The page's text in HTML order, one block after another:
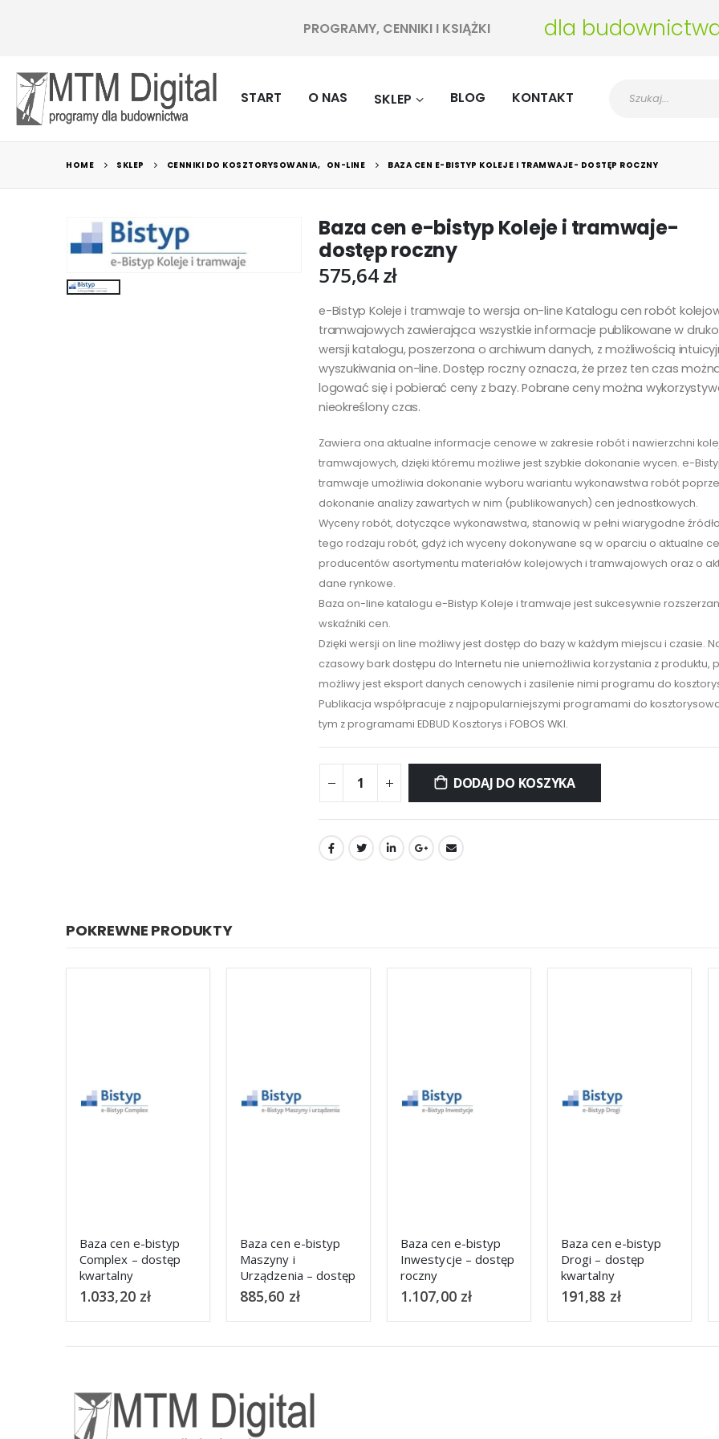
PROGRAMY, CENNIKI I KSIĄŻKI dla
START O NAS SKLEP BLOG KONTAKT
HOME SKLEP CENNIKI DO KOSZTORYSOWANIA, ON-LINE BAZA CEN E-BISTYP KOLEJE I TRAMWAJE- DOSTĘP ROCZNY
Baza cen e-bistyp Koleje i tramwaje-
dostęp roczny
575,64zł
e-Bistyp Koleje i tramwaje to wersja on-line Katalogu cen robót
tramwajowych zawierająca wszystkie informacje publikowane w
wersji katalogu, poszerzona o archiwum danych, z możliwością
wyszukiwania on-line. Dostęp roczny oznacza, że przez ten czas
logować się i pobierać ceny z bazy. Pobrane ceny można
nieokreślony czas.
Zawiera ona aktualne informacje cenowe w zakresie robót i nawierzchni
tramwajowych, dzięki któremu możliwe jest szybkie dokonanie wycen. e-
tramwaje umożliwia dokonanie wyboru wariantu wykonawstwa robót
dokonanie analizy zawartych w nim (publikowanych) cen jednostkowych.
Wyceny robót, dotyczące wykonawstwa, stanowią w pełni wiarygodne
tego rodzaju robót, gdyż ich wyceny dokonywane są w oparciu o aktualne
producentów asortymentu materiałów kolejowych i tramwajowych oraz o
dane rynkowe.
Baza on-line katalogu e-Bistyp Koleje i tramwaje jest sukcesywnie
wskaźniki cen.
Dzięki wersji on line możliwy jest dostęp do bazy w każdym miejscu i czasie.
czasowy bark dostępu do Internetu nie uniemożliwia korzystania z produktu,
możliwy jest eksport danych cenowych i zasilenie nimi programu do
Publikacja współpracuje z najpopularniejszymi programami do
tym z programami EDBUD Kosztorys i FOBOS WKI.
DODAJ DO KOSZYKA
POKREWNE PRODUKTY
Baza cen e-bistyp
Maszyny i
Urządzenia – dostęp
roczny
885,60zł
Baza cen e-bistyp
Inwestycje – dostęp
roczny
1.107,00
Baza cen e-bistyp
Drogi – dostęp
kwartalny
191,88zł
Baza cen e-bistyp
Maszyny i
Urządzenia – dostęp
półroczny
560,88zł